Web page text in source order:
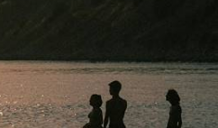
vos envies
voyageur est différent